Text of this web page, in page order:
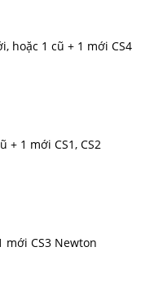
hoặc 1 cũ + 1 mới CS4
+ 1 mới CS1, CS2
mới CS3 Newton